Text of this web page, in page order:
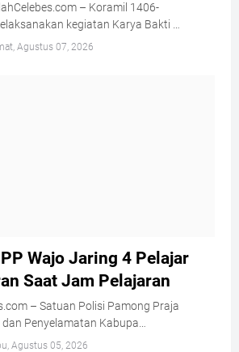
– Koramil 1406-
kegiatan Karya Bakti …
Agustus 07, 2026
Wajo Jaring 4 Pelajar
Saat Jam Pelajaran
– Satuan Polisi Pamong Praja
Penyelamatan Kabupa…
Agustus 05, 2026